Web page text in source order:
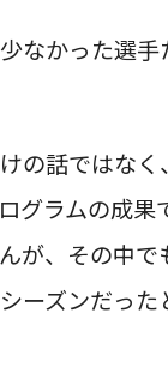
かった選手
の話ではな
グラムの成果
が、その中で
ーズンだった